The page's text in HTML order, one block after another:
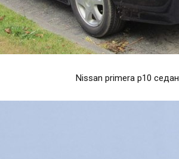
Nissan primera p10 седан